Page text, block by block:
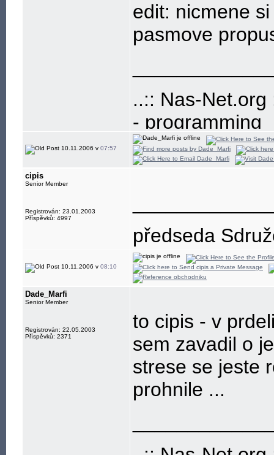
edit: nicmene
pasmove
..:: Nas-Net.org
- programming
- build-up and
- development
10.11.2006 v 07:57
cipis
Senior Member
Registrován: 23.01.2003
Příspěvků: 4997
předseda
10.11.2006 v 08:10
Dade_Marfi
Senior Member
Registrován: 22.05.2003
Příspěvků: 2371
to cipis - v
sem zavadil o
strese se jeste
prohnile ...